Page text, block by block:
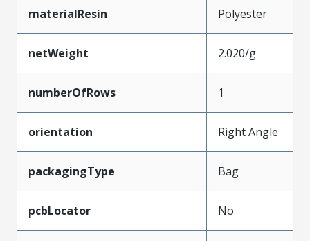
materialResin Polyester
netWeight 2.020/g
numberOfRows 1
orientation Right Angle
packagingType Bag
pcbLocator No